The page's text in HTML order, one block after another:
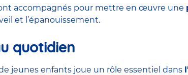
accompagnés pour mettre en œuvre une
et l’épanouissement.
quotidien
jeunes enfants joue un rôle essentiel dans